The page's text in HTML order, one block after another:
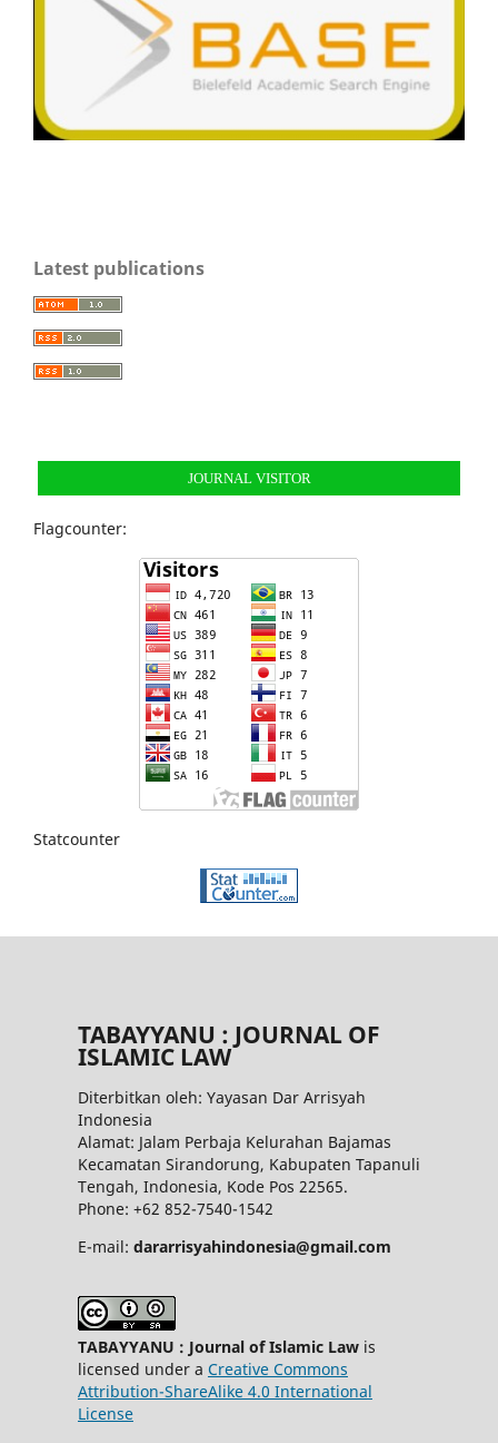
Latest publications
JOURNAL VISITOR
Flagcounter:
Statcounter
TABAYYANU : JOURNAL OF
ISLAMIC LAW
Diterbitkan oleh: Yayasan Dar Arrisyah
Indonesia
Alamat: Jalam Perbaja Kelurahan Bajamas
Kecamatan Sirandorung, Kabupaten Tapanuli
Tengah, Indonesia, Kode Pos 22565.
Phone: +62 852-7540-1542
E-mail: dararrisyahindonesia@gmail.com
TABAYYANU : Journal of Islamic Lawis
licensed under a Creative Commons
Attribution-ShareAlike 4.0 International
License